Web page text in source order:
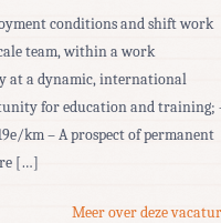
conditions and shift work
team, within a work
at a dynamic, international
for education and training;
km – A prospect of permanent
[…]
Meer over deze